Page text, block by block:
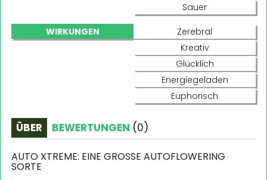
Sauer
WIRKUNGEN
Zerebral
Kreativ
Glücklich
Energiegeladen
Euphorisch
ÜBER BEWERTUNGEN (0)
AUTO XTREME: EINE GROSSE AUTOFLOWERING S
ORTE